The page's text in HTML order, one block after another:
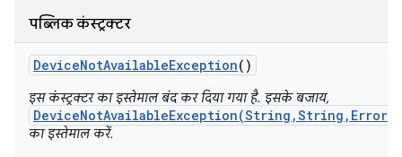
पब्लिक कंस्ट्रक्टर
DeviceNotAvailableException()
इस कंस्ट्रक्टर का इस्तेमाल बंद कर दिया गया है. इसके बजाय,
का इस्तेमाल करें.